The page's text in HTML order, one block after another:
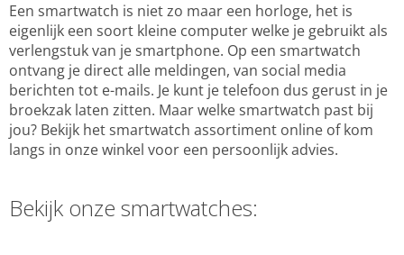
Een smartwatch is niet zo maar een horloge, het is
eigenlijk een soort kleine computer welke je gebruikt als
verlengstuk van je smartphone. Op een smartwatch
ontvang je direct alle meldingen, van social media
berichten tot e-mails. Je kunt je telefoon dus gerust in je
broekzak laten zitten. Maar welke smartwatch past bij
jou? Bekijk het smartwatch assortiment online of kom
langs in onze winkel voor een persoonlijk advies.
Bekijk onze smartwatches: